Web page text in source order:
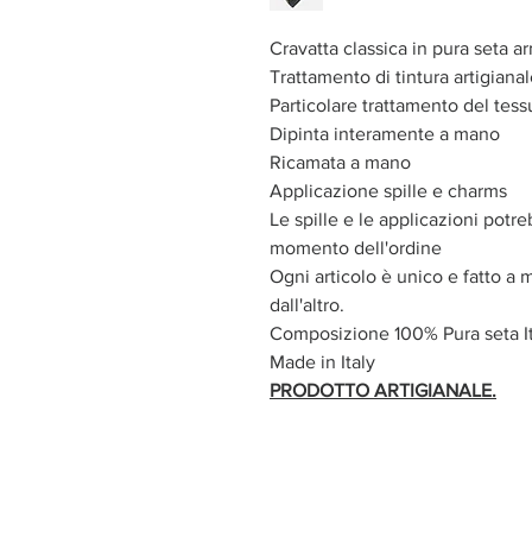
Cravatta classica in pura seta
Trattamento di tintura
Particolare trattamento del
Dipinta interamente a mano
Ricamata a mano
Applicazione spille e charms
Le spille e le applicazioni
momento dell'ordine
Ogni articolo è unico e fatto a
dall'altro.
Composizione 100% Pura seta
Made in Italy
PRODOTTO ARTIGIANALE.